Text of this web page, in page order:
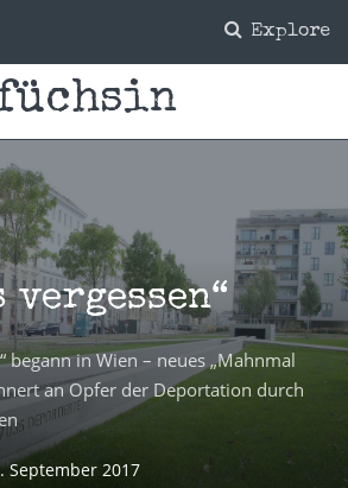
Explore
vergessen“
begann in Wien – neues „Mahnmal
an Opfer der Deportation durch
September 2017